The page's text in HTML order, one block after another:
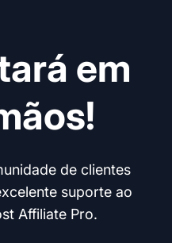
em
de clientes
suporte ao
Affiliate Pro.